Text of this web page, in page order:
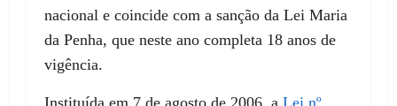
nacional e coincide com a sanção da Lei Maria
da Penha, que neste ano completa 18 anos de
vigência.
Instituída em 7 de agosto de 2006, a Lei nº